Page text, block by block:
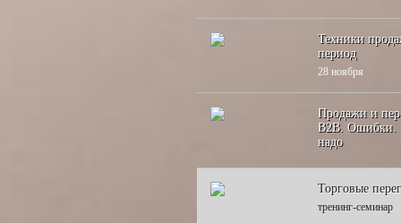
Техники
период
28 ноября
Продажи и
В2В. Ошибки.
надо
Торговые
тренинг-семинар